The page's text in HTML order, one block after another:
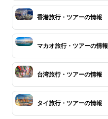
香港旅行・ツアーの情報
マカオ旅行・ツアーの情報
台湾旅行・ツアーの情報
タイ旅行・ツアーの情報